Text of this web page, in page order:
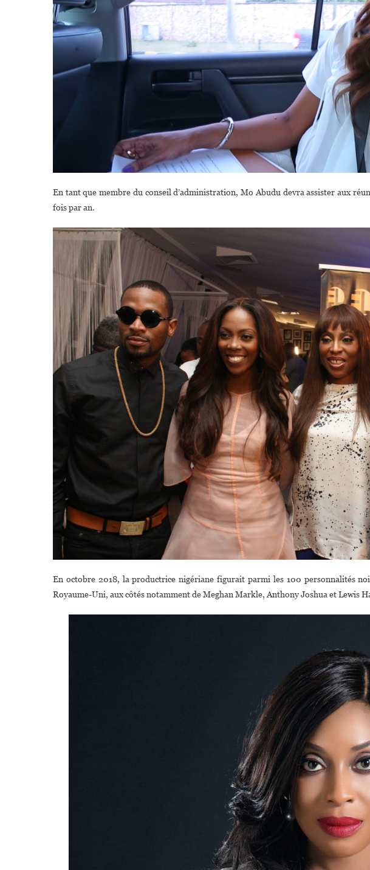
En tant que membre du conseil d’administration, Mo Abudu devra assister aux
fois par an.
En octobre 2018, la productrice nigériane figurait parmi les 100 personnalités
Royaume-Uni, aux côtés notamment de Meghan Markle, Anthony Joshua et Lewis